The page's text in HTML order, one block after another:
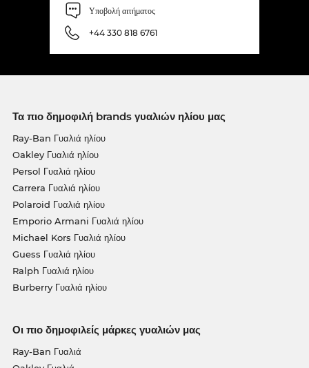
Υποβολή αιτήματος
+44 330 818 6761
Τα πιο δημοφιλή brands γυαλιών ηλίου μας
Ray-Ban Γυαλιά ηλίου
Oakley Γυαλιά ηλίου
Persol Γυαλιά ηλίου
Carrera Γυαλιά ηλίου
Polaroid Γυαλιά ηλίου
Emporio Armani Γυαλιά ηλίου
Michael Kors Γυαλιά ηλίου
Guess Γυαλιά ηλίου
Ralph Γυαλιά ηλίου
Burberry Γυαλιά ηλίου
Οι πιο δημοφιλείς μάρκες γυαλιών μας
Ray-Ban Γυαλιά